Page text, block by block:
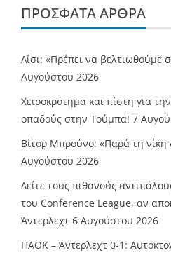
ΠΡΌΣΦΑΤΑ ΆΡΘΡΑ
Λίσι: «Πρέπει να βελτιωθούμε
Αυγούστου 2026
Χειροκρότημα και πίστη για
οπαδούς στην Τούμπα! 7
Βίτορ Μπρούνο: «Παρά τη νίκη
Αυγούστου 2026
Δείτε τους πιθανούς
του Conference League, αν
Άντερλεχτ 6 Αυγούστου 2026
ΠΑΟΚ – Άντερλεχτ 0-1: